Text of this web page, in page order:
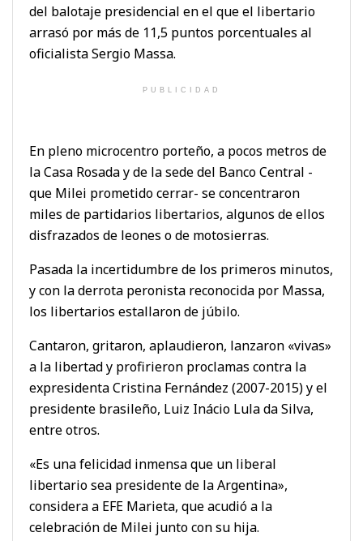
del balotaje presidencial en el que el libertario
arrasó por más de 11,5 puntos porcentuales al
oficialista Sergio Massa.
PUBLICIDAD
En pleno microcentro porteño, a pocos metros de
la Casa Rosada y de la sede del Banco Central -
que Milei prometido cerrar- se concentraron
miles de partidarios libertarios, algunos de ellos
disfrazados de leones o de motosierras.
Pasada la incertidumbre de los primeros minutos,
y con la derrota peronista reconocida por Massa,
los libertarios estallaron de júbilo.
Cantaron, gritaron, aplaudieron, lanzaron «vivas»
a la libertad y profirieron proclamas contra la
expresidenta Cristina Fernández (2007-2015) y el
presidente brasileño, Luiz Inácio Lula da Silva,
entre otros.
«Es una felicidad inmensa que un liberal
libertario sea presidente de la Argentina»,
considera a EFE Marieta, que acudió a la
celebración de Milei junto con su hija.